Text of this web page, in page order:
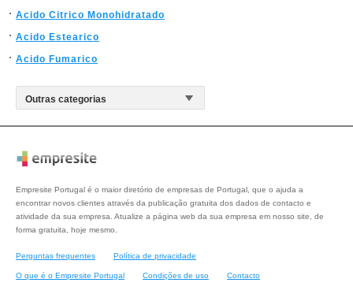
Acido Citrico Monohidratado
Acido Estearico
Acido Fumarico
Empresite Portugal é o maior diretório de empresas de Portugal, que o ajuda a
encontrar novos clientes através da publicação gratuita dos dados de contacto e
atividade da sua empresa. Atualize a página web da sua empresa em nosso site, de
forma gratuita, hoje mesmo.
Perguntas frequentes Política de privacidade
O que é o Empresite Portugal Condições de uso Contacto